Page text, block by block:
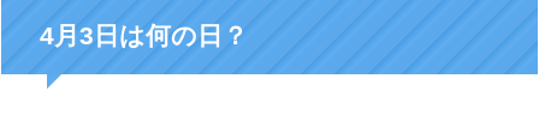
4月3日は何の日？